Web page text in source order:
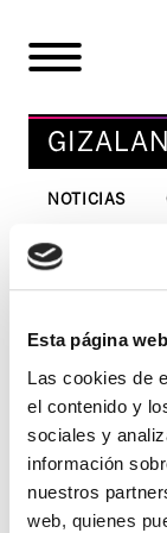
Esta página
Las cookies de
el contenido y
sociales y
información
nuestros
web, quienes
GIZALAN
NOTICIAS
de la
22/09/2003
GIZALAN
Cientos de